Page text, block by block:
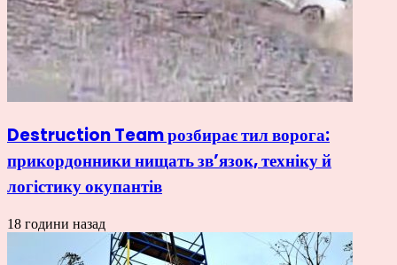
Destruction Team розбирає тил ворога:
прикордонники нищать зв’язок, техніку й
логістику окупантів
18 години назад